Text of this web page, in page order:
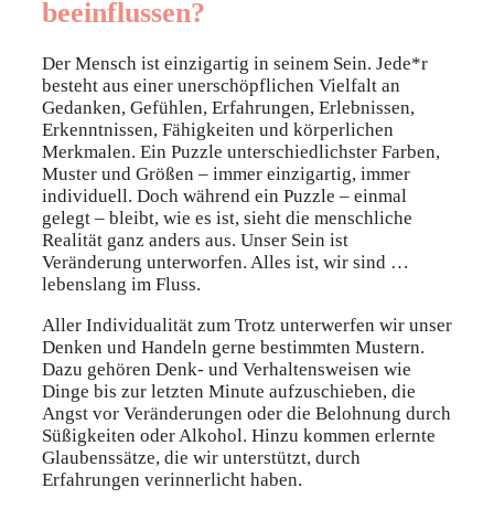
beeinflussen?
Der Mensch ist einzigartig in seinem Sein. Jede*r
besteht aus einer unerschöpflichen Vielfalt an
Gedanken, Gefühlen, Erfahrungen, Erlebnissen,
Erkenntnissen, Fähigkeiten und körperlichen
Merkmalen. Ein Puzzle unterschiedlichster Farben,
Muster und Größen – immer einzigartig, immer
individuell. Doch während ein Puzzle – einmal
gelegt – bleibt, wie es ist, sieht die menschliche
Realität ganz anders aus. Unser Sein ist
Veränderung unterworfen. Alles ist, wir sind …
lebenslang im Fluss.
Aller Individualität zum Trotz unterwerfen wir unser
Denken und Handeln gerne bestimmten Mustern.
Dazu gehören Denk- und Verhaltensweisen wie
Dinge bis zur letzten Minute aufzuschieben, die
Angst vor Veränderungen oder die Belohnung durch
Süßigkeiten oder Alkohol. Hinzu kommen erlernte
Glaubenssätze, die wir unterstützt, durch
Erfahrungen verinnerlicht haben.